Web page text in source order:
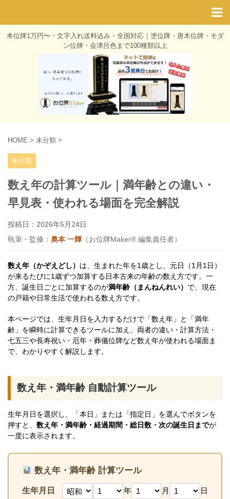
本位牌1万円〜・文字入れ送料込み・全国対応｜塗位牌・唐木位牌・モダ
ン位牌・会津呂色まで100種類以上
HOME > 未分類 >
未分類
数え年の計算ツール｜満年齢との違い・
早見表・使われる場面を完全解説
投稿日： 2026年5月24日
執筆・監修： 奥本 一輝 （お位牌Maker® 編集責任者）
数え年（かぞえどし） は、生まれた年を1歳とし、元日（1月1日）
が来るたびに1歳ずつ加算する日本古来の年齢の数え方です。一
方、誕生日ごとに加算するのが満年齢（まんねんれい） で、現在
の戸籍や日常生活で使われる数え方です。
本ページでは、生年月日を入力するだけで「数え年」と「満年
齢」を瞬時に計算できるツールに加え、両者の違い・計算方法・
七五三や長寿祝い・厄年・葬儀位牌など数え年が使われる場面ま
で、わかりやすく解説します。
数え年・満年齢 自動計算ツール
生年月日を選択し、「本日」または「指定日」を選んでボタンを
押すと、 数え年・満年齢・経過期間・総日数・次の誕生日までが
一度に表示されます。
数え年・満年齢 計算ツール
生年月日 年 月 日